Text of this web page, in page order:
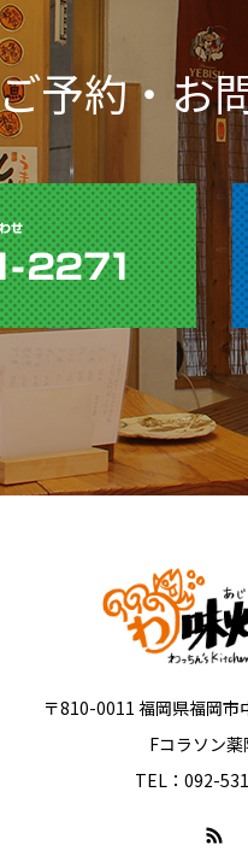
ご予約・お
〒810-0011 福岡県福岡
Fコラソン薬
TEL：092-